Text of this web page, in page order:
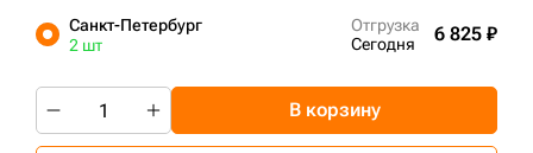
Санкт-Петербург
2 шт
Отгрузка
Сегодня
6 825 ₽
В корзину